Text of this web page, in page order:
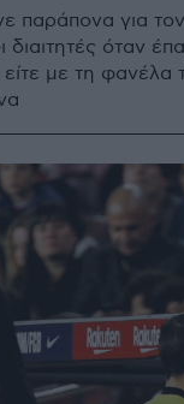
παράπονα για
διαιτητές όταν
με τη φανέλα